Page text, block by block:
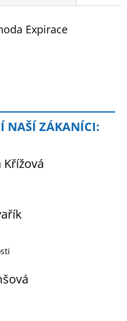
Expirace
je 5 z 5 hvězdiček.
je 5 z 5 hvězdiček.
je 5 z 5 hvězdiček.